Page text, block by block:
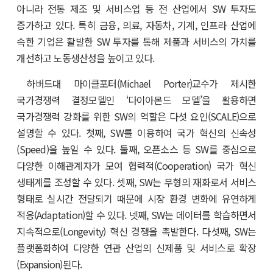
아니라 전통 제조 및 서비스업 등 전 산업에서 SW 투자도
증가하고 있다. 특히 금융, 의료, 자동차, 기계, 인프라 산업에
속한 기업은 활발한 SW 투자를 통해 제품과 서비스의 가치를
개선하고 노동생산성을 높이고 있다.
하버드대 마이클포터(Michael Porter)교수가 제시한
국가경쟁력 결정모델인 ‘다이아몬드 모델’을 활용하면
국가경쟁력 강화를 위한 SW의 역할은 다섯 요인(SCALE)으로
설명할 수 있다. 첫째, SW를 이용하여 국가 혁신의 신속성
(Speed)을 높일 수 있다. 둘째, 오픈소스 등 SW를 중심으로
다양한 이해관계자가 모여 협력적(Cooperation) 국가 혁신
생태계를 조성할 수 있다. 셋째, SW는 무형의 재화로서 서비스
형태로 실시간 전달되기 때문에 시장 환경 변화에 유연하게
적응(Adaptation)할 수 있다. 넷째, SW는 데이터를 학습하면서
지속적으로(Longevity) 혁신 경쟁을 촉발한다. 다섯째, SW는
플랫폼화하여 다양한 연관 산업의 신제품 및 서비스로 확장
(Expansion)된다.